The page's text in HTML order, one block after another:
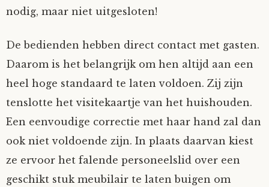
nodig, maar niet uitgesloten!
De bedienden hebben direct contact met gasten.
Daarom is het belangrijk om hen altijd aan een
heel hoge standaard te laten voldoen. Zij zijn
tenslotte het visitekaartje van het huishouden.
Een eenvoudige correctie met haar hand zal dan
ook niet voldoende zijn. In plaats daarvan kiest
ze ervoor het falende personeelslid over een
geschikt stuk meubilair te laten buigen om